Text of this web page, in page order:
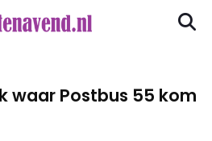
waar Postbus 55 kom